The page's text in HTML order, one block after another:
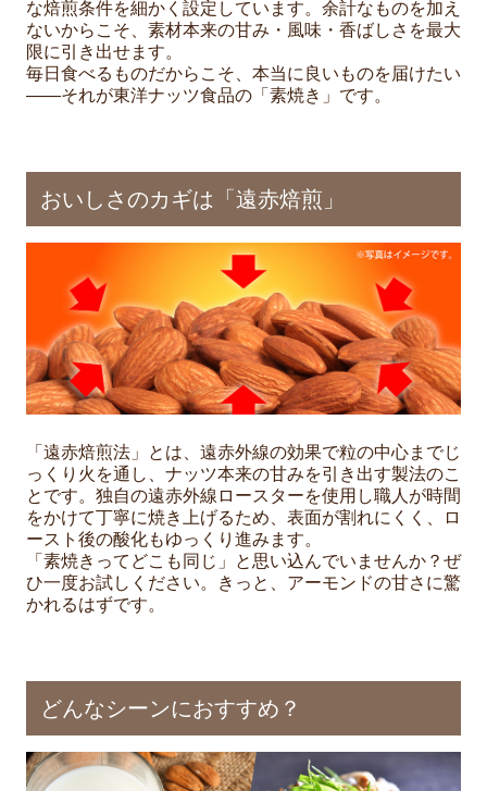
な焙煎条件を細かく設定しています。余計なものを加え
ないからこそ、素材本来の甘み・風味・香ばしさを最大
限に引き出せます。
毎日食べるものだからこそ、本当に良いものを届けたい
——それが東洋ナッツ食品の「素焼き」です。
おいしさのカギは「遠赤焙煎」
「遠赤焙煎法」とは、遠赤外線の効果で粒の中心までじ
っくり火を通し、ナッツ本来の甘みを引き出す製法のこ
とです。独自の遠赤外線ロースターを使用し職人が時間
をかけて丁寧に焼き上げるため、表面が割れにくく、ロ
ースト後の酸化もゆっくり進みます。
「素焼きってどこも同じ」と思い込んでいませんか？ぜ
ひ一度お試しください。きっと、アーモンドの甘さに驚
かれるはずです。
どんなシーンにおすすめ？